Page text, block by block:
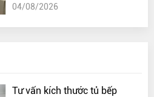
04/08/2026
Tư vấn kích thước tủ bếp